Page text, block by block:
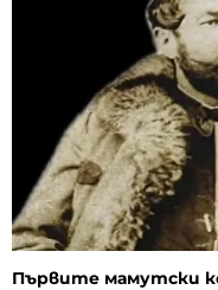
Първите мамутски